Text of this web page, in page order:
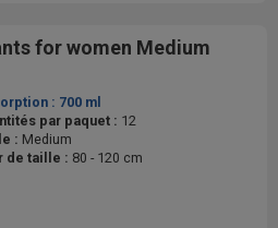
for women Medium
: 700 ml
par paquet : 12
: Medium
de taille : 80 - 120 cm